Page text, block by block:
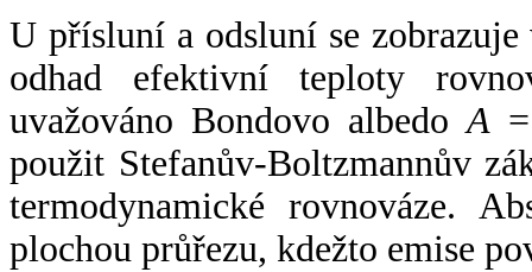
U přísluní a odsluní se
odhad efektivní teploty
uvažováno Bondovo albedoA
použit Stefanův-Boltzmannův
termodynamické rovnováze.
plochou průřezu, kdežto emise